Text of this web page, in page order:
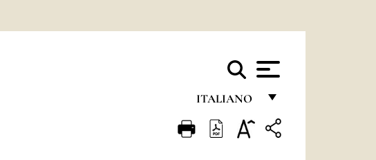
ITALIANO
FRANÇAIS